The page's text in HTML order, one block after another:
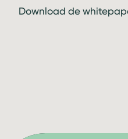
Download de